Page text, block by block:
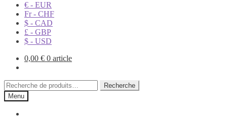
€ - EUR
Fr - CHF
$ - CAD
£ - GBP
$ - USD
0,00 € 0 article
Recherche
pour :
Recherche
Menu